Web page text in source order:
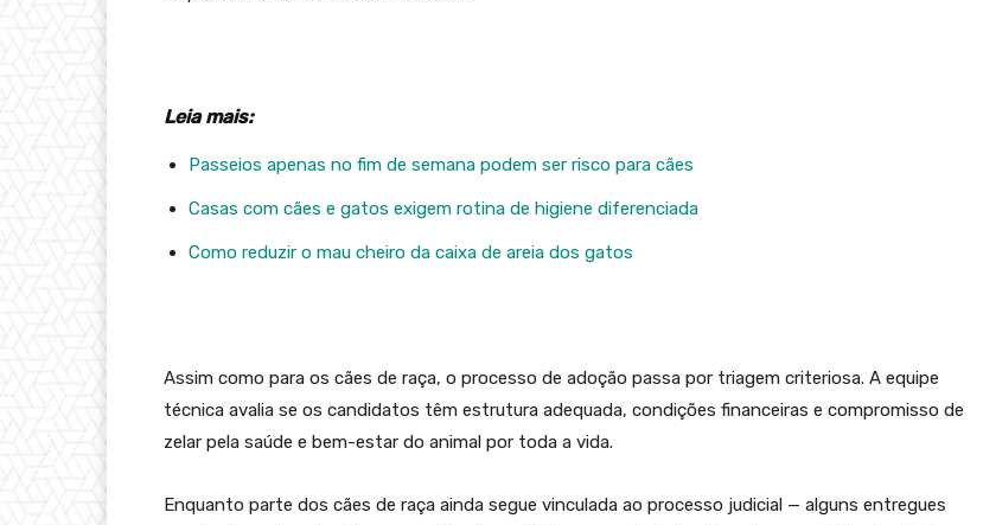
Leia mais:
Passeios apenas no fim de semana podem ser risco para cães
Casas com cães e gatos exigem rotina de higiene diferenciada
Como reduzir o mau cheiro da caixa de areia dos gatos
Assim como para os cães de raça, o processo de adoção passa por triagem criteriosa. A equipe
técnica avalia se os candidatos têm estrutura adequada, condições financeiras e compromisso de
zelar pela saúde e bem-estar do animal por toda a vida.
Enquanto parte dos cães de raça ainda segue vinculada ao processo judicial — alguns entregues